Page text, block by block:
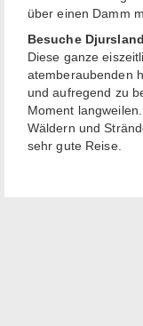
über einen Damm
Besuche Djursland
Diese ganze
atemberaubenden
und aufregend zu
Moment
Wäldern und
sehr gute Reise.